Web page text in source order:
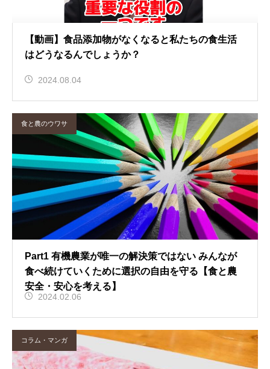
【動画】食品添加物がなくなると私たちの食生活
はどうなるんでしょうか？
2024.08.04
食と農のウワサ
Part1 有機農業が唯一の解決策ではない みんなが
食べ続けていくために選択の自由を守る【食と農
安全・安心を考える】
2024.02.06
コラム・マンガ